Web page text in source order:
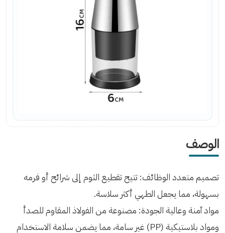
الوصف
تصميم متعدد الوظائف: تتيح تقطيع الثوم إلى شرائح أو فرمه
بسهولة، مما يجعل الطهي أكثر سلاسة.
مواد آمنة وعالية الجودة: مصنوعة من الفولاذ المقاوم للصدأ
ومواد بلاستيكية (PP) غير سامة، مما يضمن سلامة الاستخدام